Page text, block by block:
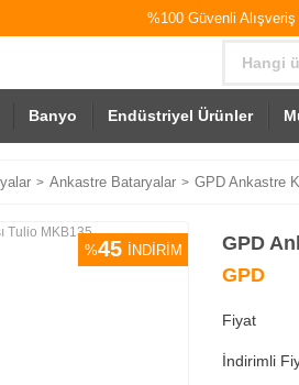
%100 Güvenli Alışveriş
Banyo Endüstriyel Ürünler
Ankastre Bataryalar GPD Ankastre
%45 İNDİRİM
GPD
GPD
Fiyat
İndirimli